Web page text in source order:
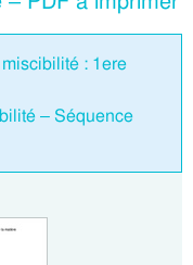
: 1ere
– Séquence